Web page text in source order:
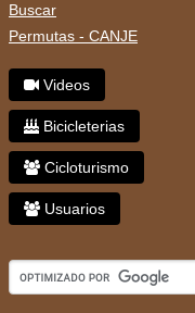
Buscar
Permutas - CANJE
Videos
Bicicleterias
Cicloturismo
Usuarios